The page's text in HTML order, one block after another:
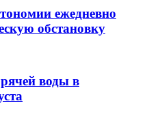
ежедневно
обстановку
воды в